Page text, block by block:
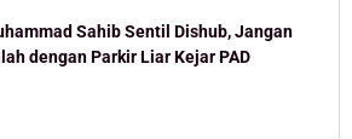
Sahib Sentil Dishub, Jangan
dengan Parkir Liar Kejar PAD